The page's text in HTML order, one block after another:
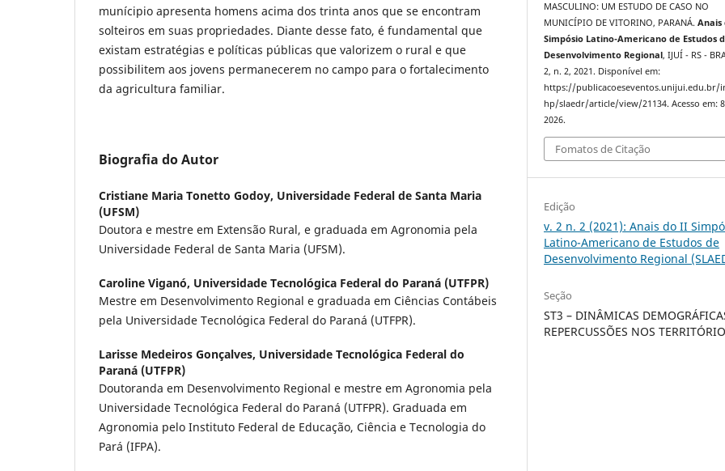
munícipio apresenta homens acima dos trinta anos que se encontram
solteiros em suas propriedades. Diante desse fato, é fundamental que
existam estratégias e políticas públicas que valorizem o rural e que
possibilitem aos jovens permanecerem no campo para o fortalecimento
da agricultura familiar.
Biografia do Autor
Cristiane Maria Tonetto Godoy, Universidade Federal de Santa Maria
(UFSM)
Doutora e mestre em Extensão Rural, e graduada em Agronomia pela
Universidade Federal de Santa Maria (UFSM).
Caroline Viganó, Universidade Tecnológica Federal do Paraná (UTFPR)
Mestre em Desenvolvimento Regional e graduada em Ciências Contábeis
pela Universidade Tecnológica Federal do Paraná (UTFPR).
Larisse Medeiros Gonçalves, Universidade Tecnológica Federal do
Paraná (UTFPR)
Doutoranda em Desenvolvimento Regional e mestre em Agronomia pela
Universidade Tecnológica Federal do Paraná (UTFPR). Graduada em
Agronomia pelo Instituto Federal de Educação, Ciência e Tecnologia do
Pará (IFPA).
MASCULINO: UM ESTUDO DE CASO NO
MUNICÍPIO DE VITORINO, PARANÁ.Anais
Simpósio Latino-Americano de Estudos
Desenvolvimento Regional, IJUÍ - RS -
2, n. 2, 2021. Disponível em:
https://publicacoeseventos.unijui.edu.br/
hp/slaedr/article/view/21134. Acesso em:
2026.
Fomatos de Citação
Edição
v. 2 n. 2 (2021): Anais do II
Latino-Americano de Estudos de
Desenvolvimento Regional
Seção
ST3 – DINÂMICAS
REPERCUSSÕES NOS